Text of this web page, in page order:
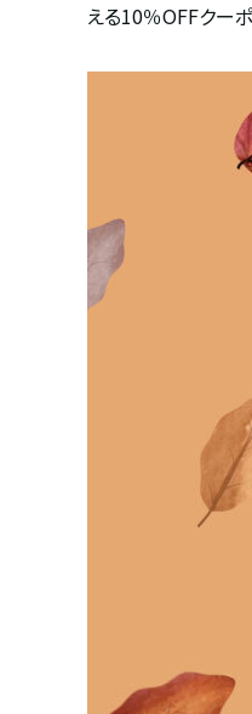
える10％OFFクー